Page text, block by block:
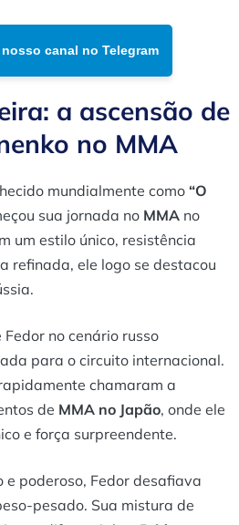
canal no Telegram
a ascensão de
no MMA
mundialmente como “O
sua jornada no MMA no
um estilo único, resistência
refinada, ele logo se destacou
no cenário russo
para o circuito internacional.
chamaram a
de MMA no Japão, onde ele
e força surpreendente.
e poderoso, Fedor desafiava
pesado. Sua mistura de